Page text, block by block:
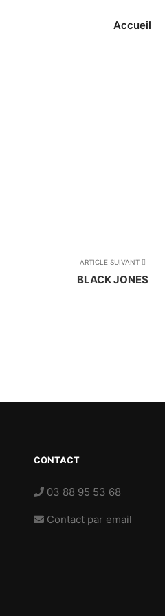
Accueil
ARTICLE SUIVANT
BLACK JONES
CONTACT
03 88 95 53 68
Contact par email